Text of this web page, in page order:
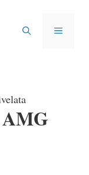
MENU
AMG